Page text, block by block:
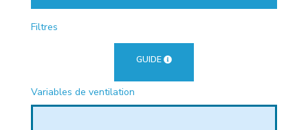
Filtres
GUIDE
Variables de ventilation